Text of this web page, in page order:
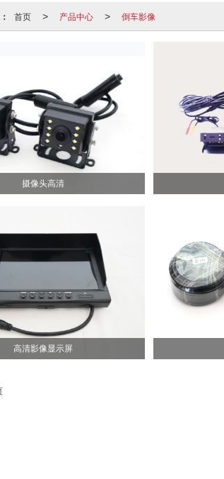
首页 > 产品中心 > 倒车影像
摄像头高清
高清影像显示屏